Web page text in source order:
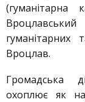
Вроцлав.
Громадська
охоплює як